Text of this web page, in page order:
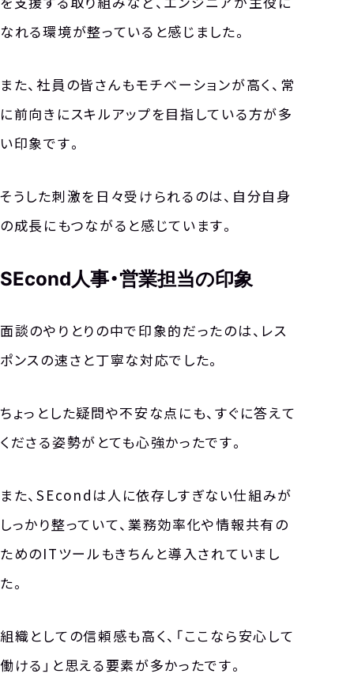
なれる環境が整っていると感じました。
また、社員の皆さんもモチベーションが高く、常
に前向きにスキルアップを目指している方が多
い印象です。
そうした刺激を日々受けられるのは、自分自身
の成長にもつながると感じています。
SEcond人事・営業担当の印象
面談のやりとりの中で印象的だったのは、レス
ポンスの速さと丁寧な対応でした。
ちょっとした疑問や不安な点にも、すぐに答えて
くださる姿勢がとても心強かったです。
また、SEcondは人に依存しすぎない仕組みが
しっかり整っていて、業務効率化や情報共有の
ためのITツールもきちんと導入されていまし
た。
組織としての信頼感も高く、「ここなら安心して
働ける」と思える要素が多かったです。